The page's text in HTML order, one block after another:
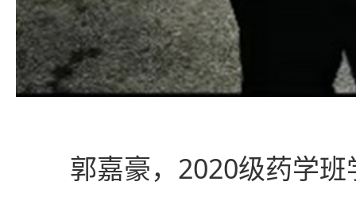
郭嘉豪，2020级药学